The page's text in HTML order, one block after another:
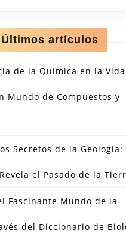
Últimos artículos
de la Química en la Vida
Mundo de Compuestos y
Secretos de la Geología:
el Pasado de la
Fascinante Mundo de la
del Diccionario de